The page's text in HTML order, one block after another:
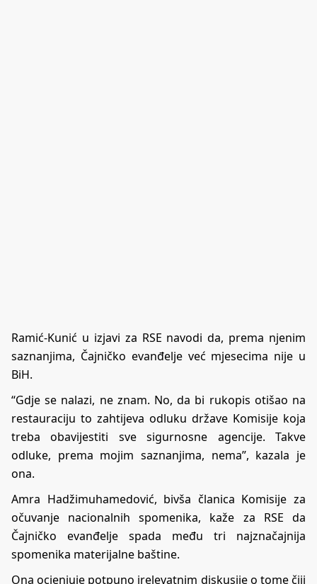
Ramić-Kunić u izjavi za RSE navodi da, prema njenim
saznanjima, Čajničko evanđelje već mjesecima nije u
BiH.
“Gdje se nalazi, ne znam. No, da bi rukopis otišao na
restauraciju to zahtijeva odluku države Komisije koja
treba obavijestiti sve sigurnosne agencije. Takve
odluke, prema mojim saznanjima, nema”, kazala je
ona.
Amra Hadžimuhamedović, bivša članica Komisije za
očuvanje nacionalnih spomenika, kaže za RSE da
Čajničko evanđelje spada među tri najznačajnija
spomenika materijalne baštine.
Ona ocjenjuje potpuno irelevatnim diskusije o tome čiji